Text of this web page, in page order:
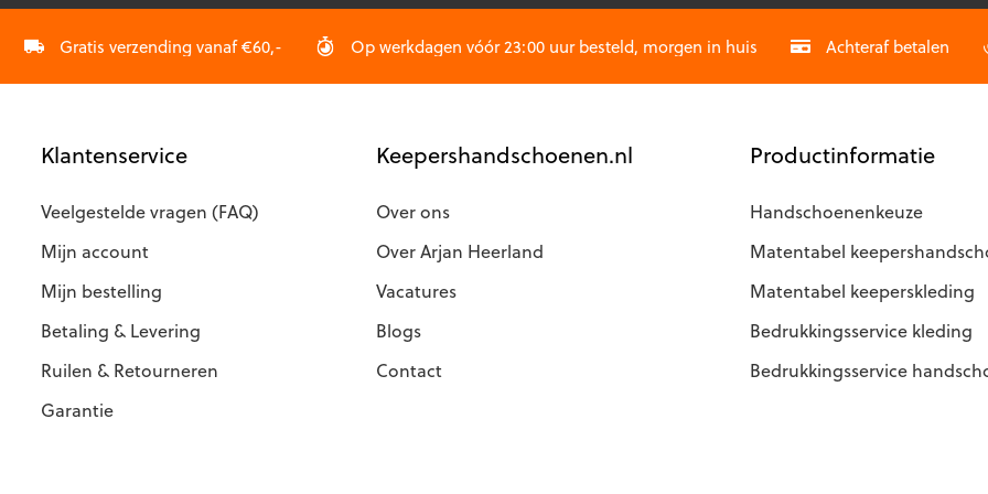
de
op
de
Gratis verzending vanaf €60,-
Op werkdagen vóór 23:00 uur besteld, morgen in huis Achteraf betalen
Klantenservice
Veelgestelde vragen (FAQ)
Mijn account
Mijn bestelling
Betaling & Levering
Ruilen & Retourneren
Garantie
Keepershandschoenen.nl
Over ons
Over Arjan Heerland
Vacatures
Blogs
Contact
Productinformatie
Handschoenenkeuze
Matentabel
Matentabel keeperskleding
Bedrukkingsservice kleding
Bedrukkingsservice